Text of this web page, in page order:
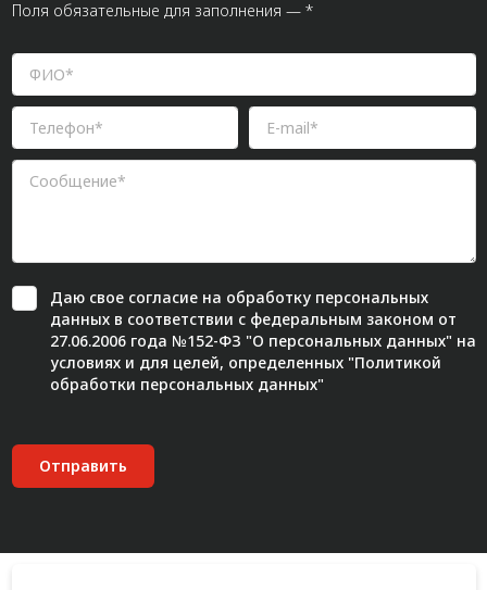
Поля обязательные для заполнения — *
Даю свое согласиена обработку персональных
данных в соответствии с федеральным законом от
27.06.2006 года №152-ФЗ "О персональных данных" на
условиях и для целей, определенных "Политикой
обработки персональных данных"
Отправить